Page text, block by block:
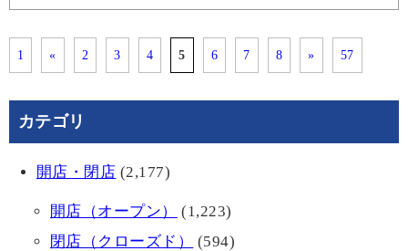
1 « 2 3 4 5 6 7 8 » 57
カテゴリ
開店・閉店 (2,177)
開店（オープン）
(1,223)
閉店（クローズド）
(594)